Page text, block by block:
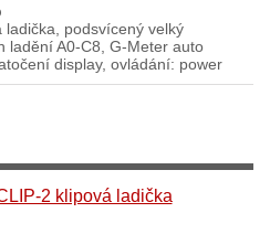
podsvícený velký
ladění A0-C8, G-Meter auto
display, ovládání: power
2 klipová ladička